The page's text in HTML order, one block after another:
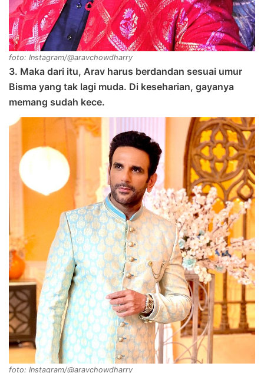
foto: Instagram/@aravchowdharry
3. Maka dari itu, Arav harus berdandan sesuai umur
Bisma yang tak lagi muda. Di keseharian, gayanya
memang sudah kece.
foto: Instagram/@aravchowdharry